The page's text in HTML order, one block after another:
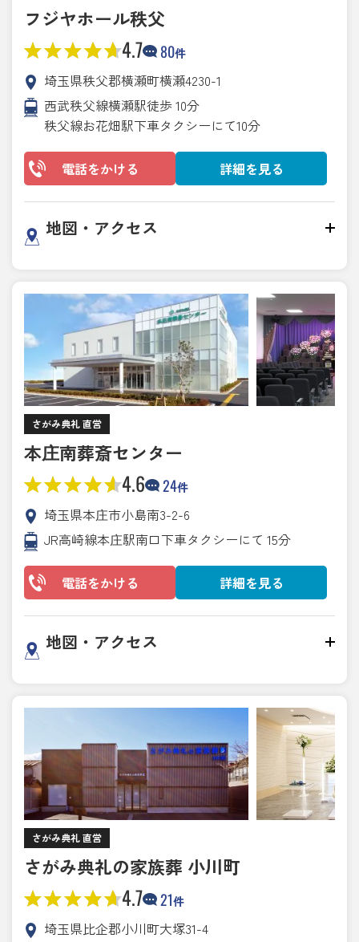
フジヤホール秩父
4.7 80件
埼玉県秩父郡横瀬町横瀬4230-1
西武秩父線横瀬駅徒歩 10分
秩父線お花畑駅下車タクシーにて10分
電話をかける 詳細を見る
地図・アクセス
さがみ典礼 直営
本庄南葬斎センター
4.6 24件
埼玉県本庄市小島南3-2-6
JR高崎線本庄駅南口下車タクシーにて 15分
電話をかける 詳細を見る
地図・アクセス
さがみ典礼 直営
さがみ典礼の家族葬 小川町
4.7 21件
埼玉県比企郡小川町大塚31-4